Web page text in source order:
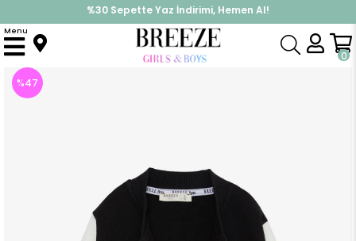
%30 Sepette Yaz İndirimi, Hemen Al!
İndirimlere ek %10 İndirimi Kap, Hemen Üye Ol!
0
Menu
Anasayfa Üst Giyim Ceket Erkek Çocuk College Ceket Harf Nakışlı Çıtçıtlı Siyah (3 Yaş)
%47